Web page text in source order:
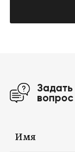
Задать
вопрос